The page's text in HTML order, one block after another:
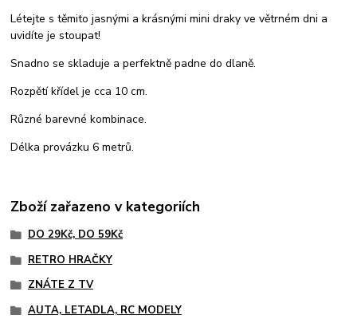
Létejte s těmito jasnými a krásnými mini draky ve větrném dni a
uvidíte je stoupat!
Snadno se skladuje a perfektně padne do dlaně.
Rozpětí křídel je cca 10 cm.
Různé barevné kombinace.
Délka provázku 6 metrů.
Zboží zařazeno v kategoriích
DO 29Kč, DO 59Kč
RETRO HRAČKY
ZNÁTE Z TV
AUTA, LETADLA, RC MODELY